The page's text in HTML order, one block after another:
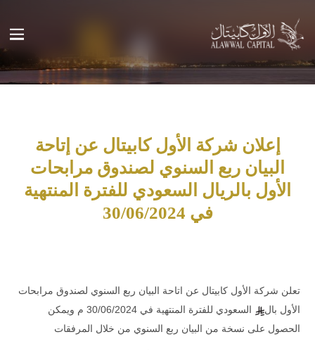
إعلان شركة الأول كابيتال عن إتاحة
البيان ربع السنوي لصندوق مرابحات
الأول بالريال السعودي للفترة المنتهية
في 30/06/2024
تعلن شركة الأول كابيتال عن اتاحة البيان ربع السنوي لصندوق مرابحات
الأول بال
السعودي للفترة المنتهية في 30/06/2024 م ويمكن
الحصول على نسخة من البيان ربع السنوي من خلال المرفقات